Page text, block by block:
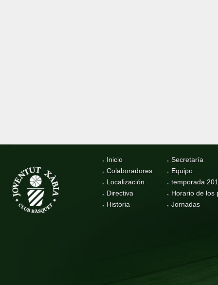
Inicio
Colaboradores
Localización
Directiva
Historia
Secretaría
Equipo
temporada
Horario de los
Jornadas